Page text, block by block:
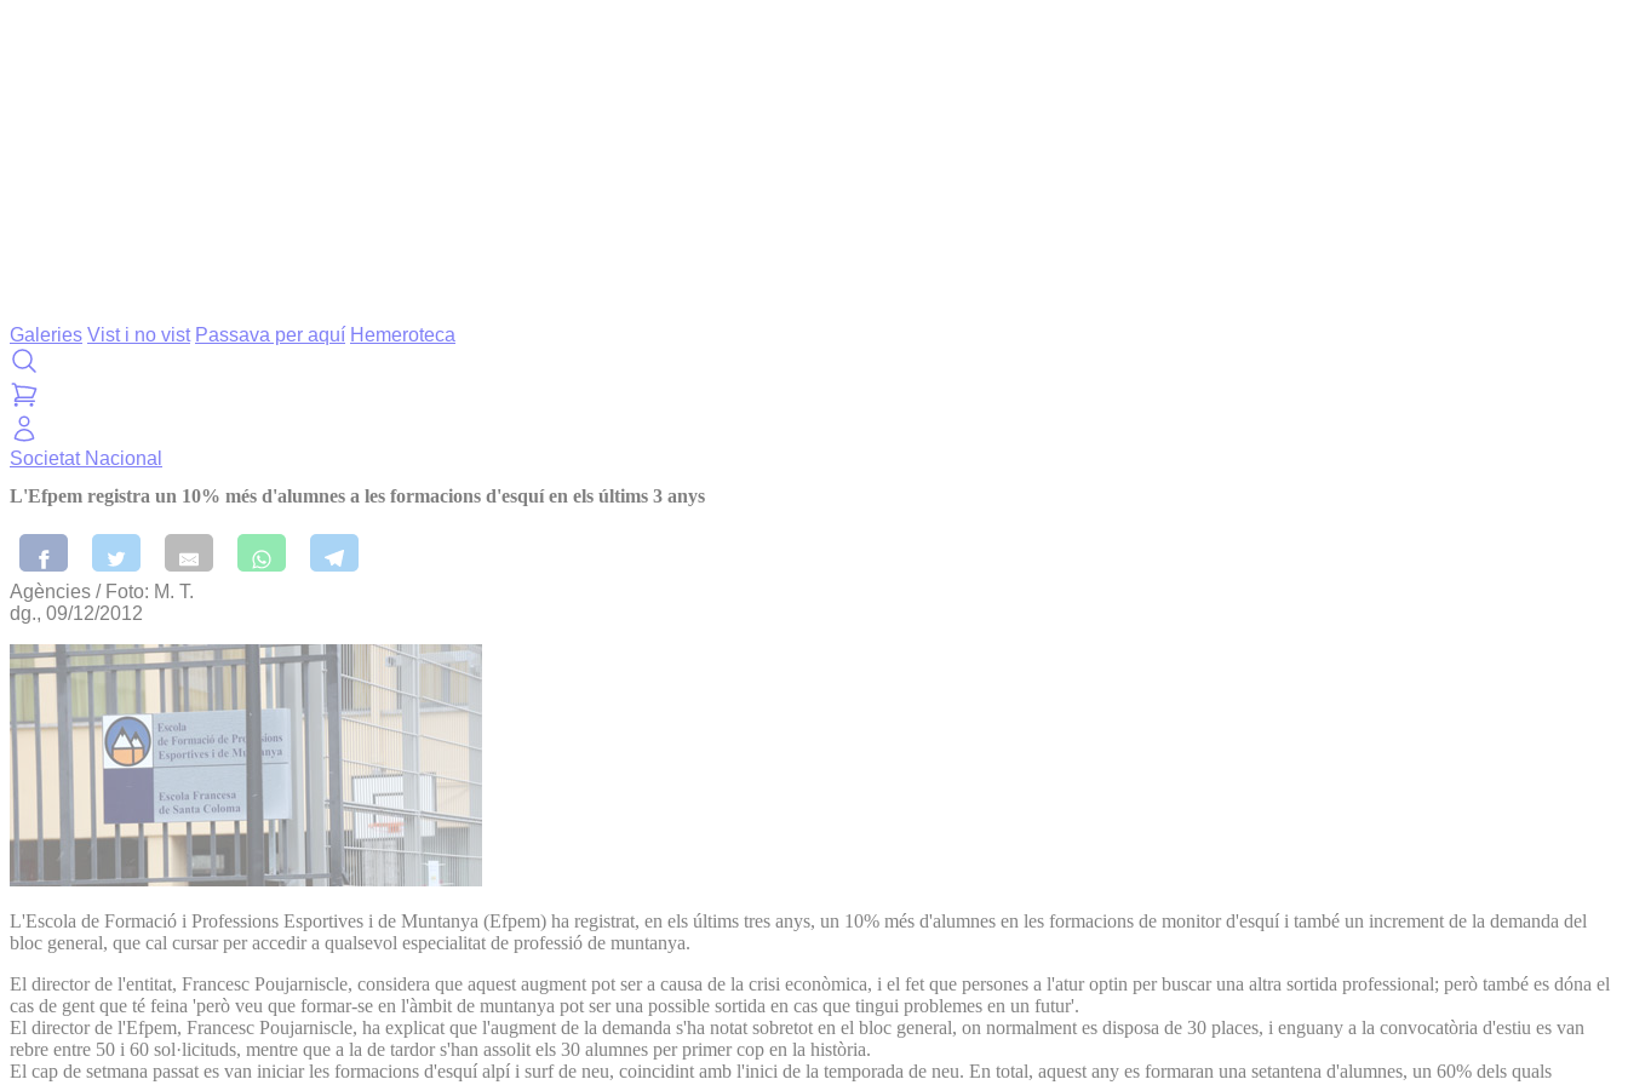
Galeries Vist i no vist Passava per aquí Hemeroteca
Societat Nacional
L'Efpem registra un 10% més d'alumnes a les formacions d'esquí en els últims 3 anys
Agències / Foto: M. T.
dg., 09/12/2012
L'Escola de Formació i Professions Esportives i de Muntanya (Efpem) ha registrat, en els últims tres anys, un 10% més d'alumnes en les formacions de monitor d'esquí i també un increment de la demanda del
bloc general, que cal cursar per accedir a qualsevol especialitat de professió de muntanya.
El director de l'entitat, Francesc Poujarniscle, considera que aquest augment pot ser a causa de la crisi econòmica, i el fet que persones a l'atur optin per buscar una altra sortida professional; però també es dóna el
cas de gent que té feina 'però veu que formar-se en l'àmbit de muntanya pot ser una possible sortida en cas que tingui problemes en un futur'.
El director de l'Efpem, Francesc Poujarniscle, ha explicat que l'augment de la demanda s'ha notat sobretot en el bloc general, on normalment es disposa de 30 places, i enguany a la convocatòria d'estiu es van
rebre entre 50 i 60 sol·licituds, mentre que a la de tardor s'han assolit els 30 alumnes per primer cop en la història.
El cap de setmana passat es van iniciar les formacions d'esquí alpí i surf de neu, coincidint amb l'inici de la temporada de neu. En total, aquest any es formaran una setantena d'alumnes, un 60% dels quals